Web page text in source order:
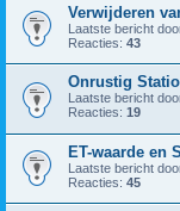
Verwijderen
Laatste bericht
Reacties: 43
Onrustig
Laatste bericht
Reacties: 19
ET-waarde en
Laatste bericht
Reacties: 45